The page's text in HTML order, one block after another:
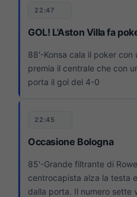
22:47
GOL! L'Aston Villa fa
88'-Konsa cala il poker
premia il centrale che con
porta il gol del 4-0
22:45
Occasione Bologna
85'-Grande filtrante di
centrocapista alza la testa
dalla porta. Il numero sette